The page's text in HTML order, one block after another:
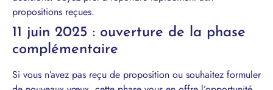
propositions reçues.
11 juin 2025 : ouverture de la phase
complémentaire
Si vous n’avez pas reçu de proposition ou souhaitez formuler